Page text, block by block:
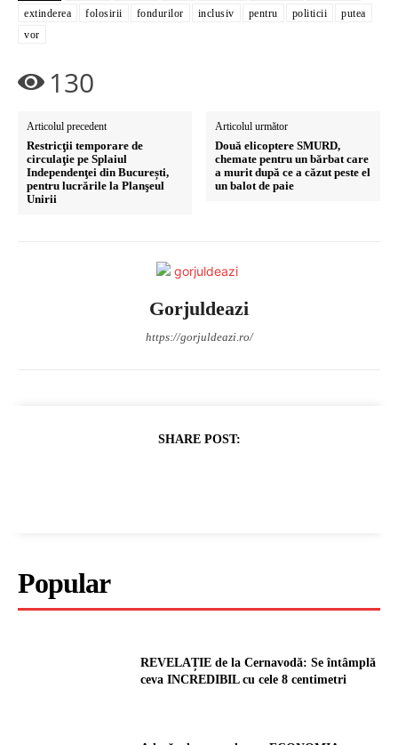
extinderea
folosirii fondurilor inclusiv pentru politicii
putea
vor
130
Articolul precedent
Restricţii temporare de
circulaţie pe Splaiul
Independenţei din București,
pentru lucrările la Planşeul
Unirii
Articolul următor
Două elicoptere SMURD,
chemate pentru un bărbat care
a murit după ce a căzut peste el
un balot de paie
Gorjuldeazi
https://gorjuldeazi.ro/
SHARE POST:
Popular
REVELAȚIE de la Cernavodă: Se întâmplă
ceva INCREDIBIL cu cele 8 centimetri